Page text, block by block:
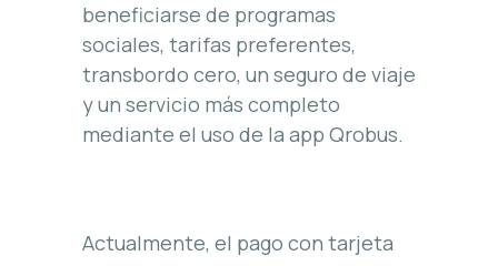
beneficiarse de programas
sociales, tarifas preferentes,
transbordo cero, un seguro de viaje
y un servicio más completo
mediante el uso de la app Qrobus.
Actualmente, el pago con tarjeta